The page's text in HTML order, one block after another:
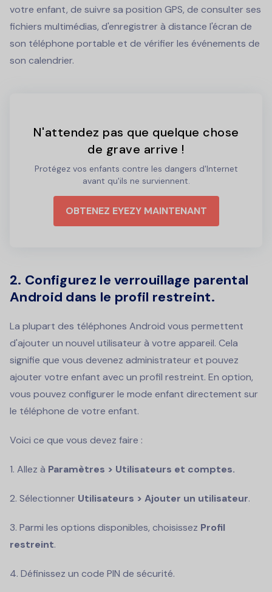
votre enfant, de suivre sa position GPS, de consulter ses
fichiers multimédias, d'enregistrer à distance l'écran de
son téléphone portable et de vérifier les événements de
son calendrier.
N'attendez pas que quelque chose
de grave arrive !
Protégez vos enfants contre les dangers d'Internet
avant qu'ils ne surviennent.
OBTENEZ EYEZY MAINTENANT
2. Configurez le verrouillage parental
Android dans le profil restreint.
La plupart des téléphones Android vous permettent
d'ajouter un nouvel utilisateur à votre appareil. Cela
signifie que vous devenez administrateur et pouvez
ajouter votre enfant avec un profil restreint. En option,
vous pouvez configurer le mode enfant directement sur
le téléphone de votre enfant.
Voici ce que vous devez faire :
1. Allez à Paramètres > Utilisateurs et comptes.
2. Sélectionner Utilisateurs > Ajouter un utilisateur.
3. Parmi les options disponibles, choisissez Profil
restreint.
4. Définissez un code PIN de sécurité.